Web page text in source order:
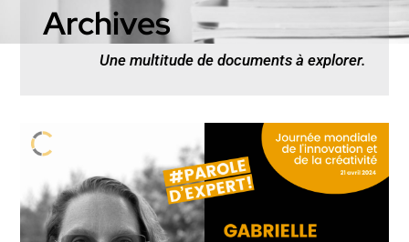
Archives
Une multitude de documents à explorer.